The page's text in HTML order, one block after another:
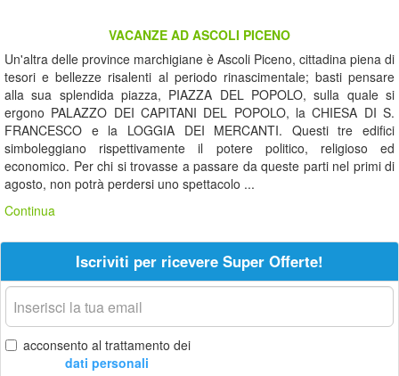
VACANZE AD ASCOLI PICENO
Un'altra delle province marchigiane è Ascoli Piceno, cittadina piena di
tesori e bellezze risalenti al periodo rinascimentale; basti pensare
alla sua splendida piazza, PIAZZA DEL POPOLO, sulla quale si
ergono PALAZZO DEI CAPITANI DEL POPOLO, la CHIESA DI S.
FRANCESCO e la LOGGIA DEI MERCANTI. Questi tre edifici
simboleggiano rispettivamente il potere politico, religioso ed
economico. Per chi si trovasse a passare da queste parti nel primi di
agosto, non potrà perdersi uno spettacolo ...
Continua
Iscriviti per ricevere Super Offerte!
La
tua
email
acconsento al trattamento dei
dati personali